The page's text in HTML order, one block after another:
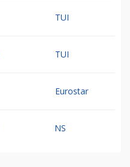
TUI
TUI
Eurostar
NS